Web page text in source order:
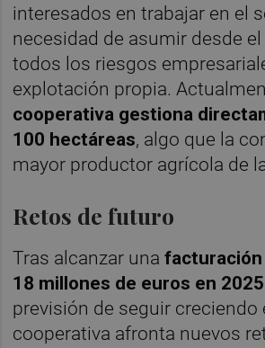
interesados en trabajar en el
necesidad de asumir desde
todos los riesgos
explotación propia.
cooperativa gestiona
100 hectáreas, algo que la
mayor productor agrícola de
Retos de futuro
Tras alcanzar unafacturación
18 millones de euros en 2025
previsión de seguir creciendo
cooperativa afronta nuevos